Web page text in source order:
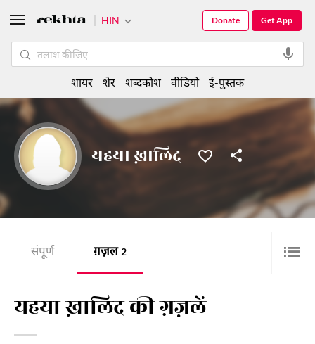
यहया ख़ालिद
संपूर्ण ग़ज़ल 2
यहया ख़ालिद की ग़ज़लें
HIN Get App
Donate
शायर शेर शब्दकोश वीडियो ई-पुस्तक